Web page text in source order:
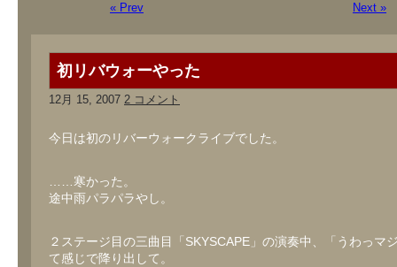
« Prev Next »
初リバウォーやった
12月 15, 2007 2 コメント
今日は初のリバーウォークライブでした。
……寒かった。
途中雨パラパラやし。
２ステージ目の三曲目「SKYSCAPE」の演奏中、「うわっマ
て感じで降り出して。